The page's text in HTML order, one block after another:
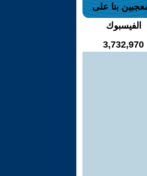
بنا على
الفيسبوك
3,732,970